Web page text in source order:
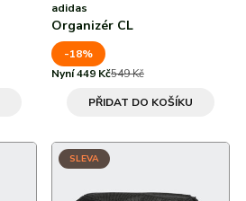
adidas
Organizér CL
-18%
Nyní 449 Kč549 Kč
PŘIDAT DO KOŠÍKU
SLEVA